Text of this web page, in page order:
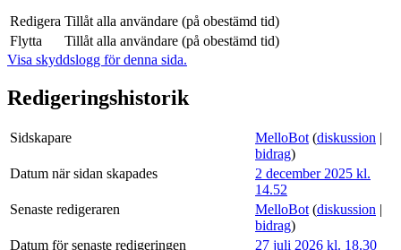
Redigera Tillåt alla användare (på obestämd tid)
Flytta
Tillåt alla användare (på obestämd tid)
Visa skyddslogg för denna sida.
Redigeringshistorik
Sidskapare MelloBot (diskussion |
bidrag)
Datum när sidan skapades
2 december 2025 kl.
14.52
Senaste redigeraren
MelloBot (diskussion |
bidrag)
Datum för senaste redigeringen
27 juli 2026 kl. 18.30